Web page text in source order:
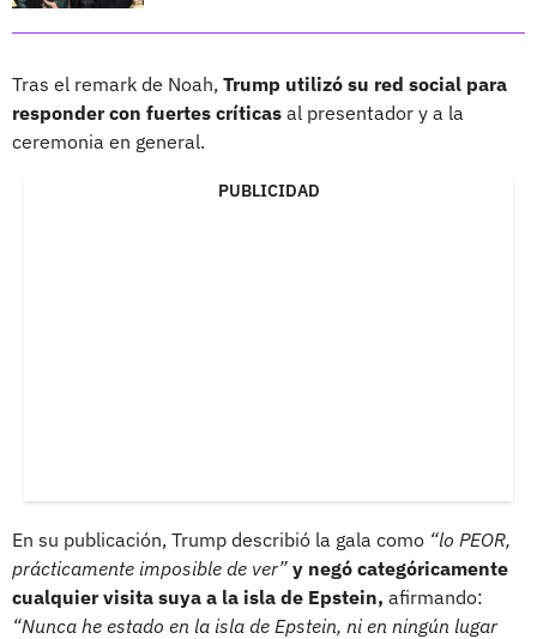
Tras el remark de Noah, Trump utilizó su red social para
responder con fuertes críticas al presentador y a la
ceremonia en general.
PUBLICIDAD
En su publicación, Trump describió la gala como “lo PEOR,
prácticamente imposible de ver” y negó categóricamente
cualquier visita suya a la isla de Epstein, afirmando:
“Nunca he estado en la isla de Epstein, ni en ningún lugar